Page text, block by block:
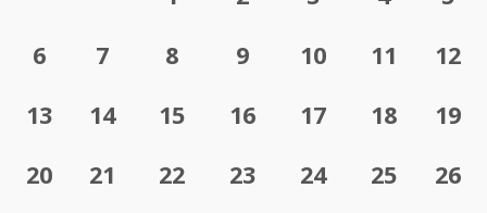
6
7 8 9 10 11
12
13
14 15 16 17 18
19
20
21 22 23 24 25
26